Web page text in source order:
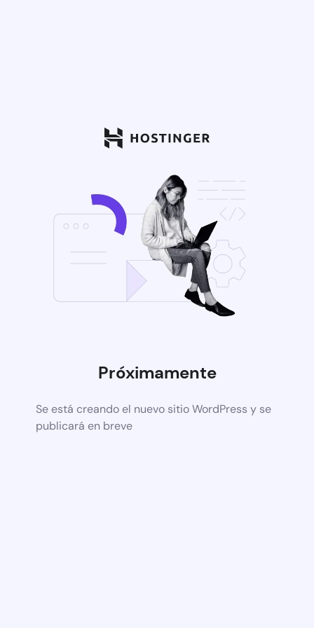
Próximamente
Se está creando el nuevo sitio WordPress y se
publicará en breve